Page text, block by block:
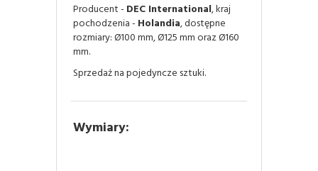
Producent - DEC International, kraj
pochodzenia - Holandia, dostępne
rozmiary: Ø100 mm, Ø125 mm oraz Ø160
mm.
Sprzedaż na pojedyncze sztuki.
Wymiary: